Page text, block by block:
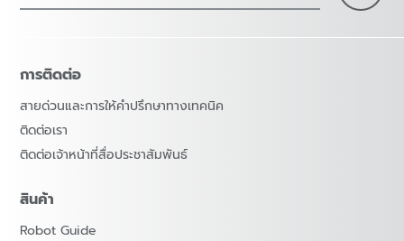
การติดต่อ
สายด่วนและการให้คำปรึกษาทางเทคนิค
ติดต่อเรา
ติดต่อเจ้าหน้าที่สื่อประชาสัมพันธ์
สินค้า
Robot Guide